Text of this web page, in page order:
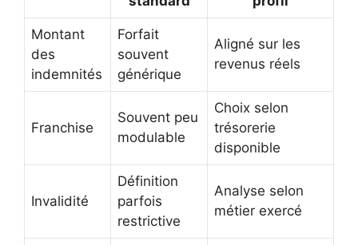
Montant
des
indemnités
Forfait
souvent
générique
Aligné sur les
revenus réels
Franchise
Souvent peu
modulable
Choix selon
trésorerie
disponible
Invalidité
Définition
parfois
restrictive
Analyse selon
métier exercé